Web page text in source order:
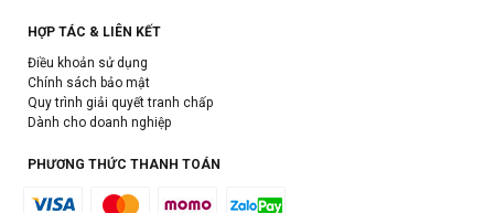
HỢP TÁC & LIÊN KẾT
Điều khoản sử dụng
Chính sách bảo mật
Quy trình giải quyết tranh chấp
Dành cho doanh nghiệp
PHƯƠNG THỨC THANH TOÁN